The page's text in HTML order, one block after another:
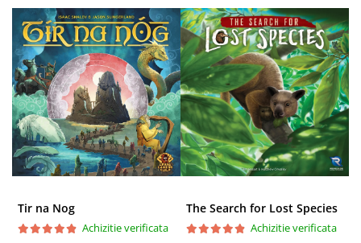
Puzzle 120 piese
Puzzle 260 piese
Puzzle 4000 piese
Puzzle 500 piese
4D Cityscape Time Puzzle
Puzzle 180 piese
Puzzle 12 piese
Puzzle 300 piese
Tir na Nog
Achizitie verificata
The Search for Lost Species
Achizitie verificata